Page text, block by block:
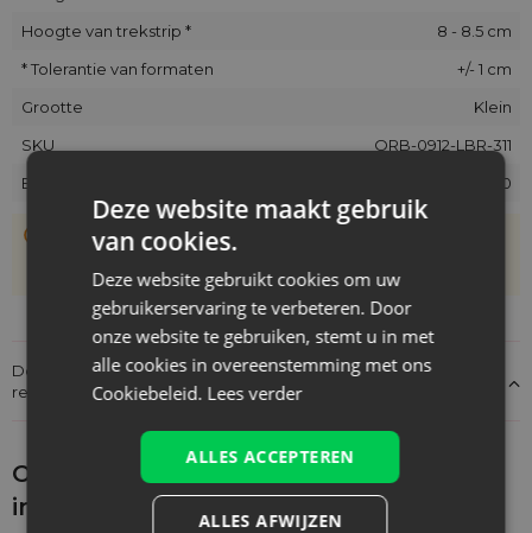
Hoogte van trekstrip *
8 - 8.5 cm
* Tolerantie van formaten
+/- 1 cm
Grootte
Klein
SKU
ORB-0912-LBR-311
EAN
5902565682620
De zakjes zijn met de hand genaaid, daarom kan hun
werkelijke grootte afwijken van de opgegeven maat met
+/- 1 cm
Details over de conformiteit van het product met de
regelgeving: Productverantwoordelijkheid
Ontdek wat je nog meer zou kunnen
interesseren
Deze website maakt gebruik
van cookies.
Deze website gebruikt cookies om uw
gebruikerservaring te verbeteren. Door
onze website te gebruiken, stemt u in met
alle cookies in overeenstemming met ons
Cookiebeleid. Lees verder
ALLES ACCEPTEREN
ALLES AFWIJZEN